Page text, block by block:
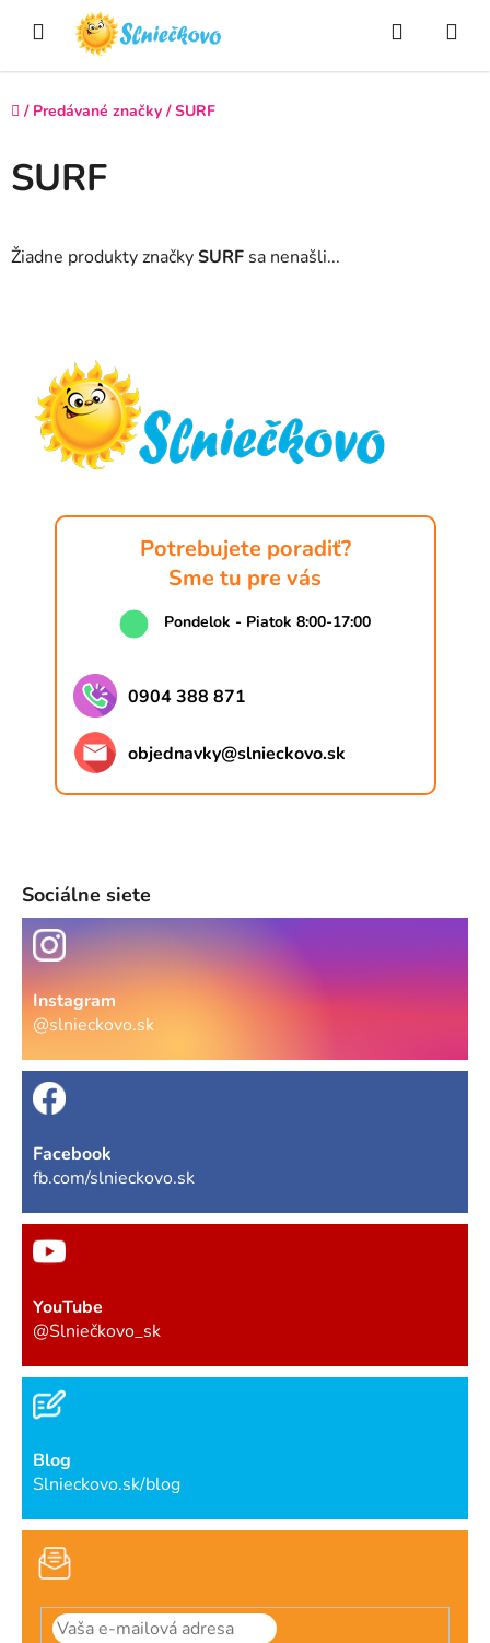
Hľadať
Domov
/ Predávané značky / SURF
SURF
Žiadne produkty značkySURF sa nenašli...
Potrebujete poradiť?
Sme tu pre vás
Pondelok - Piatok 8:00-17:00
0904 388 871
objednavky@slnieckovo.sk
Sociálne siete
Instagram
@slnieckovo.sk
Facebook
fb.com/slnieckovo.sk
YouTube
@Slniečkovo_sk
Blog
Slnieckovo.sk/blog